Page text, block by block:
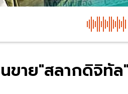
ขาย"สลากดิจิทั